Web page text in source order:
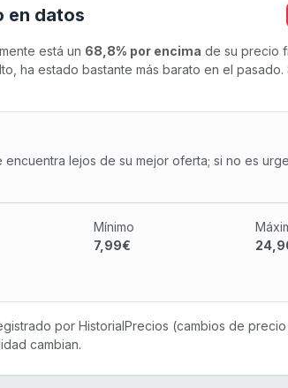
en datos
está un 68,8% por encima de su precio
ha estado bastante más barato en el pasado.
lejos de su mejor oferta; si no es
Mínimo
7,99€
por HistorialPrecios (cambios de
cambian.